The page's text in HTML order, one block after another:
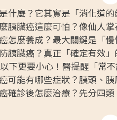
什麼？它其實是「消化道的
胰臟癌這麼可怕？像仙人掌
怎麼養成？最大關鍵是「慢
胰臟癌？真正「確定有效
下更要小心！醫提醒「常
可能有哪些症狀？胰頭、
確診後怎麼治療？先分四